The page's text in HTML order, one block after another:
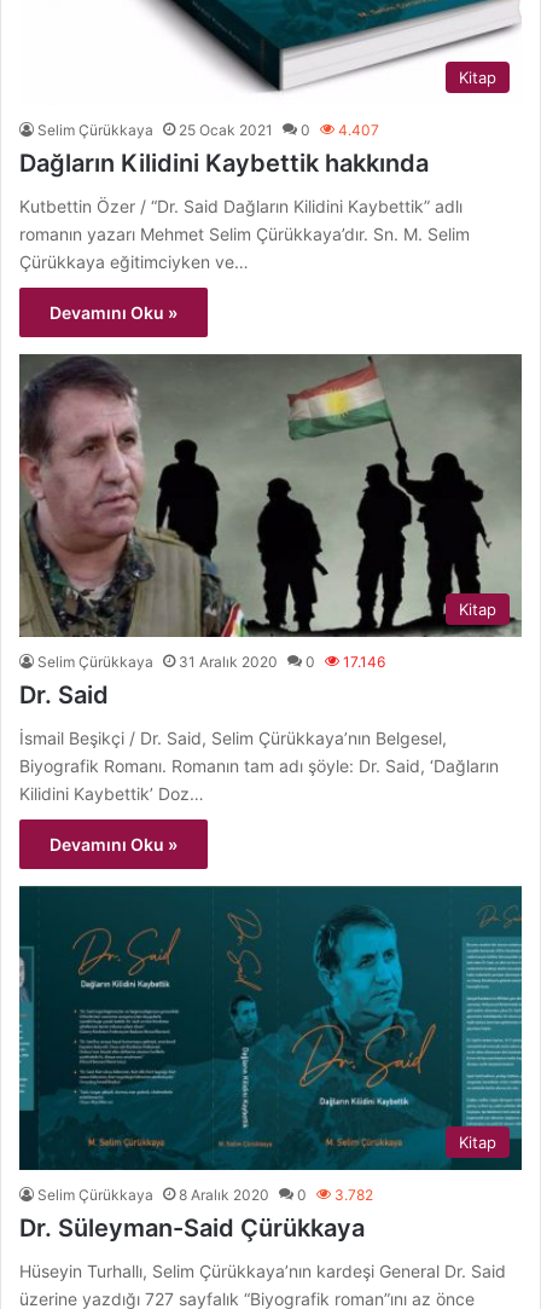
Kitap
Selim Çürükkaya 25 Ocak 2021 0 4.407
Dağların Kilidini Kaybettik hakkında
Kutbettin Özer / “Dr. Said Dağların Kilidini Kaybettik” adlı
romanın yazarı Mehmet Selim Çürükkaya’dır. Sn. M. Selim
Çürükkaya eğitimciyken ve…
Devamını Oku »
Kitap
Selim Çürükkaya 31 Aralık 2020 0 17.146
Dr. Said
İsmail Beşikçi / Dr. Said, Selim Çürükkaya’nın Belgesel,
Biyografik Romanı. Romanın tam adı şöyle: Dr. Said, ‘Dağların
Kilidini Kaybettik’ Doz…
Devamını Oku »
Kitap
Selim Çürükkaya 8 Aralık 2020 0 3.782
Dr. Süleyman-Said Çürükkaya
Hüseyin Turhallı, Selim Çürükkaya’nın kardeşi General Dr. Said
üzerine yazdığı 727 sayfalık “Biyografik roman”ını az önce